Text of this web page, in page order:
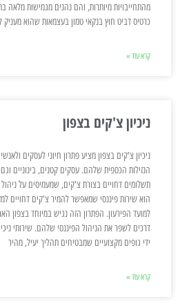
מהתחייבויות מיותרות, והם נהנים מגמישות מלאה
כרטיס דביט חוץ בנקאי טמון בעצמאות שהוא
קרא עוד »
ניכיון צ'קים בצפון
ניכיון צ'קים בצפון מציע פתרון חיוני לעסקים
הנזילות הכספית שלהם. עסקים קטנים, בינוניים
תשלומים דחויים בצורת צ'קים, שמעמיסים על
הוא שירות פיננסי שמאפשר להמיר צ'קים דחויים
למועד הפירעון. הפתרון הזה נגיש במיוחד בצפון
דרכים לשפר את הניהול הפיננסי שלהם. שירותי
ידי גופים מקצועיים שמבטיחים תהליך יעיל, מהיר
קרא עוד »